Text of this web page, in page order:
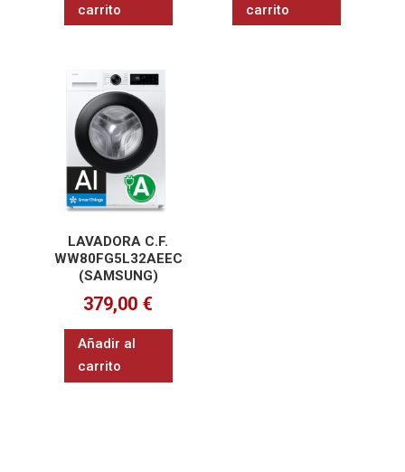
carrito
carrito
LAVADORA C.F.
WW80FG5L32AEEC
(SAMSUNG)
379,00 €
Añadir al
carrito